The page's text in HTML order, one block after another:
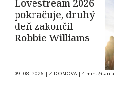
Lovestream 2026
pokračuje, druhý
deň zakončil
Robbie Williams
09. 08. 2026 | Z DOMOVA | 4 min. čítania